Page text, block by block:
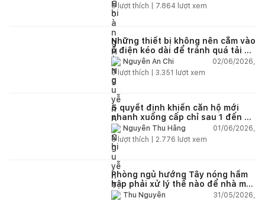
5lượt thích | 7.864 lượt xem
Những thiết bị không nên cắm vào
ổ điện kéo dài để tránh quá tải và
chập cháy trong nhà
Nguyễn An Chi
02/06/2026,
9lượt thích | 3.351 lượt xem
5 quyết định khiến căn hộ mới
nhanh xuống cấp chỉ sau 1 đến 2
nămNguyễn Thu Hằng
01/06/2026,
5lượt thích | 2.776 lượt xem
Phòng ngủ hướng Tây nóng hầm
hập phải xử lý thế nào để nhà mát
hơn?Thu Nguyễn
31/05/2026,